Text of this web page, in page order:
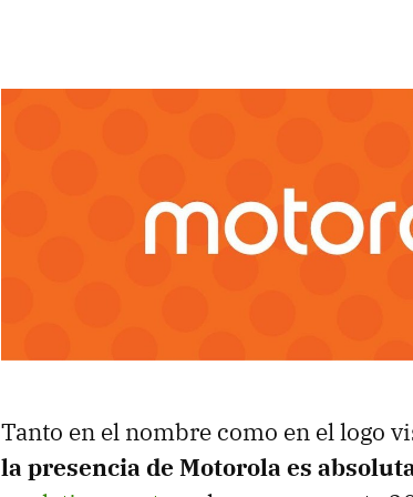
Tanto en el nombre como en el logo
la presencia de Motorola es